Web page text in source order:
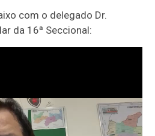
com o delegado Dr.
da 16ª Seccional: